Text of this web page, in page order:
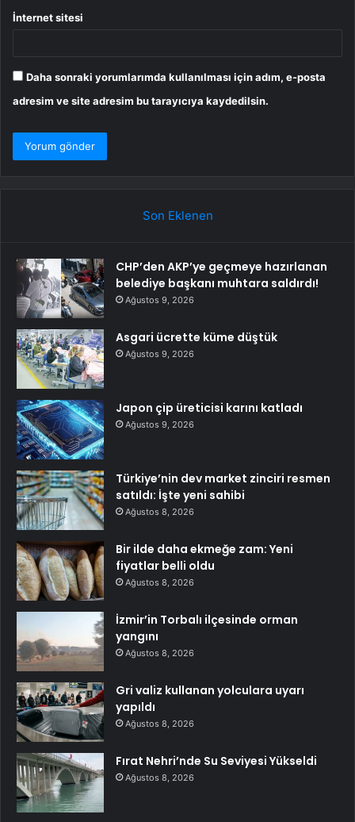
İnternet sitesi
Daha sonraki yorumlarımda kullanılması için adım, e-posta
adresim ve site adresim bu tarayıcıya kaydedilsin.
Son Eklenen
CHP’den AKP’ye geçmeye hazırlanan
belediye başkanı muhtara saldırdı!
Ağustos 9, 2026
Asgari ücrette küme düştük
Ağustos 9, 2026
Japon çip üreticisi karını katladı
Ağustos 9, 2026
Türkiye’nin dev market zinciri resmen
satıldı: İşte yeni sahibi
Ağustos 8, 2026
Bir ilde daha ekmeğe zam: Yeni
fiyatlar belli oldu
Ağustos 8, 2026
İzmir’in Torbalı ilçesinde orman
yangını
Ağustos 8, 2026
Gri valiz kullanan yolculara uyarı
yapıldı
Ağustos 8, 2026
Fırat Nehri’nde Su Seviyesi Yükseldi
Ağustos 8, 2026